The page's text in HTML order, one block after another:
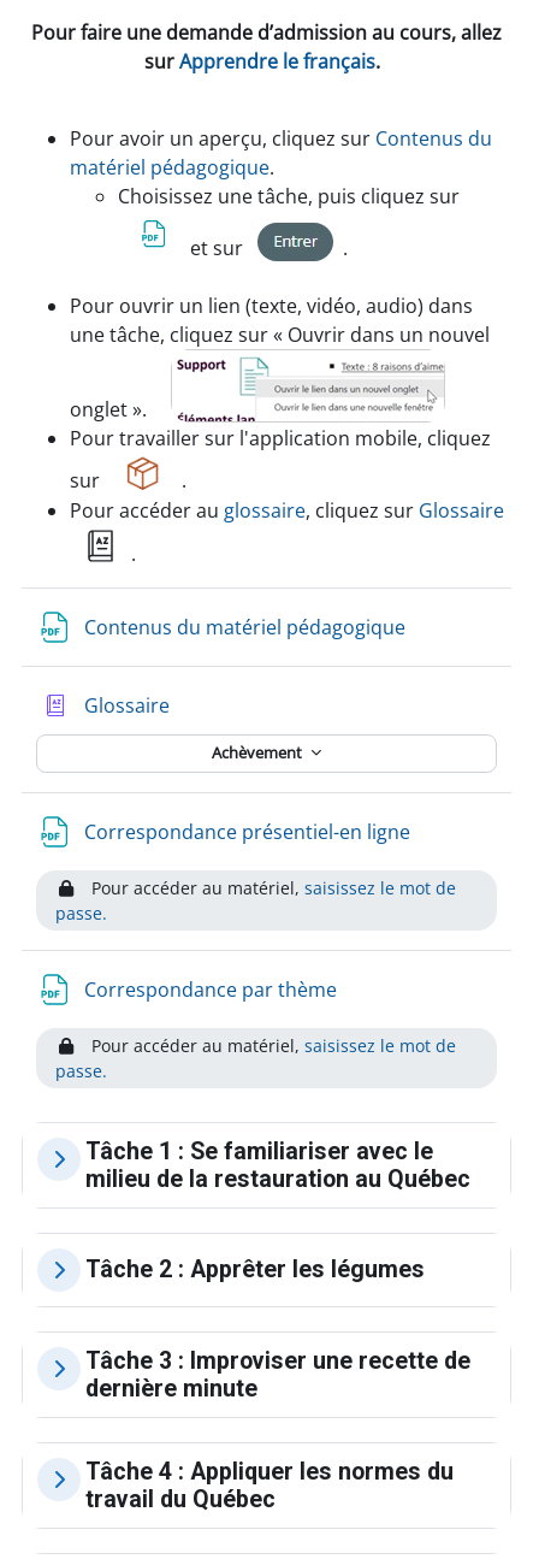
Pour faire une demande d’admission au cours, allez
surApprendre le français.
Pour avoir un aperçu, cliquez sur Contenus du
matériel pédagogique.
Choisissez une tâche, puis cliquez sur
et sur
.
Pour ouvrir un lien (texte, vidéo, audio) dans
une tâche, cliquez sur « Ouvrir dans un nouvel
onglet ».
Pourtravailler sur l'application mobile, cliquez
sur
.
Pour accéder au glossaire, cliquez sur Glossaire
.
Contenus du matériel pédagogique
Glossaire
Achèvement
Correspondance présentiel-en ligne
Pour accéder au matériel, saisissez le mot de
passe.
Correspondance par thème
Pour accéder au matériel, saisissez le mot de
passe.
Tâche 1 : Se familiariser avec le
milieu de la restauration au Québec
Tâche 2 : Apprêter les légumes
Tâche 3 : Improviser une recette de
dernière minute
Tâche 4 : Appliquer les normes du
travail du Québec